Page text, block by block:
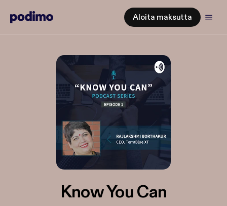
Aloita maksutta
Know You Can